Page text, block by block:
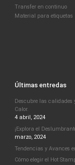
Transfer en continuo
Material para etiquetas
Últimas entredas
Descubre las
Calor.
4 abril, 2024
¡Explora el
marzo, 2024
Tendencias y Avances
Cómo elegir el Hot